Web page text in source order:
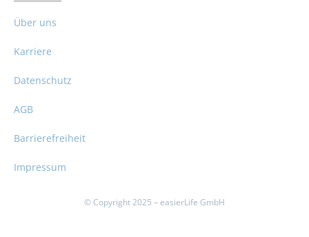
Über uns
Karriere
Datenschutz
AGB
Barrierefreiheit
Impressum
© Copyright 2025 – easierLife GmbH